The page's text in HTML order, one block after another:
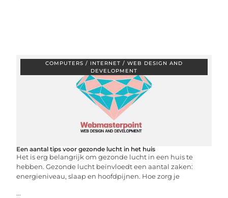
COMPUTERS / INTERNET / WEB DESIGN AND
DEVELOPMENT
Een aantal tips voor gezonde lucht in het huis
Het is erg belangrijk om gezonde lucht in een huis te
hebben. Gezonde lucht beïnvloedt een aantal zaken:
energieniveau, slaap en hoofdpijnen. Hoe zorg je
...